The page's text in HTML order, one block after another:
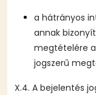
a hátrányos
annak
megtételére
jogszerű
X.4. A bejelentés